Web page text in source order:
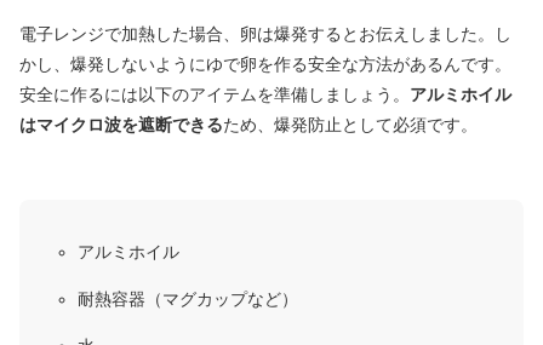
電子レンジで加熱した場合、卵は爆発するとお伝えしました。し
かし、爆発しないようにゆで卵を作る安全な方法があるんです。
安全に作るには以下のアイテムを準備しましょう。 アルミホイル
はマイクロ波を遮断できるため、爆発防止として必須です。
アルミホイル
耐熱容器 （マグカップなど）